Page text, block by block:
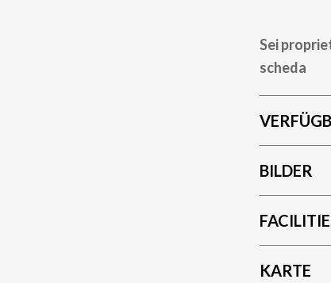
Sei
scheda
BILDER
KARTE